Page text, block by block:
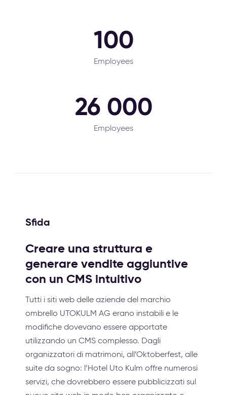
100
Employees
26 000
Employees
Sfida
Creare una struttura e
generare vendite aggiuntive
con un CMS intuitivo
Tutti i siti web delle aziende del marchio
ombrello UTOKULM AG erano instabili e le
modifiche dovevano essere apportate
utilizzando un CMS complesso. Dagli
organizzatori di matrimoni, all’Oktoberfest, alle
suite da sogno: l’Hotel Uto Kulm offre numerosi
servizi, che dovrebbero essere pubblicizzati sul